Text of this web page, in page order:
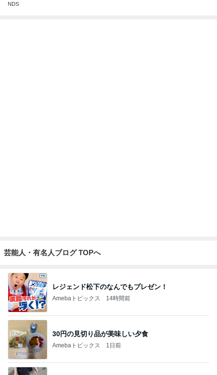
NDS
芸能人・有名人ブログ TOPへ
レジェンド松下のなんでもプレゼン！
Amebaトピックス 14時間前
30円の見切り品が美味しい夕食
Amebaトピックス 1日前